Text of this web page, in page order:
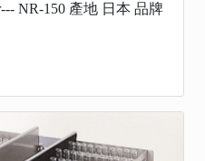
NR-150 產地 日本 品牌